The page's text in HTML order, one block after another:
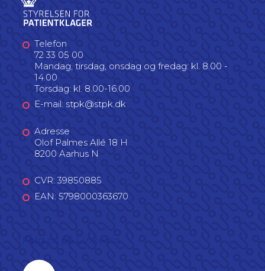
Telefon
72 33 05 00
Mandag, tirsdag, onsdag og fredag: kl. 8.00 -
14.00
Torsdag: kl. 8.00-16.00
E-mail: stpk@stpk.dk
Adresse
Olof Palmes Allé 18 H
8200 Aarhus N
CVR: 39850885
EAN: 5798000363670
Linkedin profil